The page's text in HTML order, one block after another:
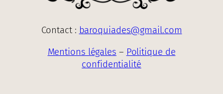
Contact : baroquiades@gmail.com
Mentions légales – Politique de
confidentialité